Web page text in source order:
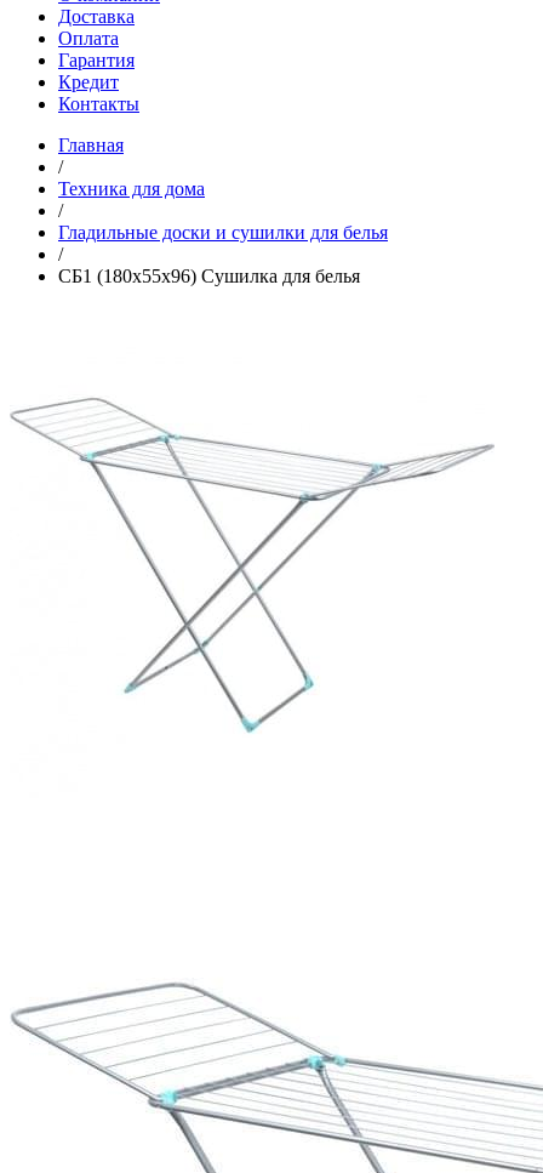
Доставка
Оплата
Гарантия
Кредит
Контакты
Главная
/
Техника для дома
/
Гладильные доски и сушилки для белья
/
СБ1 (180х55х96) Сушилка для белья